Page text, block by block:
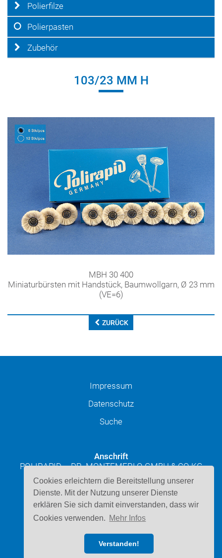
Cookies erleichtern die Bereitstellung unserer
Dienste. Mit der Nutzung unserer Dienste
erklären Sie sich damit einverstanden, dass wir
Cookies verwenden. Mehr Infos
Verstanden!
Polierfilze
Polierpasten
Zubehör
103/23 MM H
MBH 30 400
Miniaturbürsten mit Handstück, Baumwollgarn, Ø 23 mm
(VE=6)
ZURÜCK
Impressum
Datenschutz
Suche
Anschrift
POLIRAPID – DR. MONTEMERLO GMBH & CO KG
Josef-Schüttler-Straße 49
D-78224 Singen
Kontakt
Telefon: 07731 947220
E-Mail schreiben